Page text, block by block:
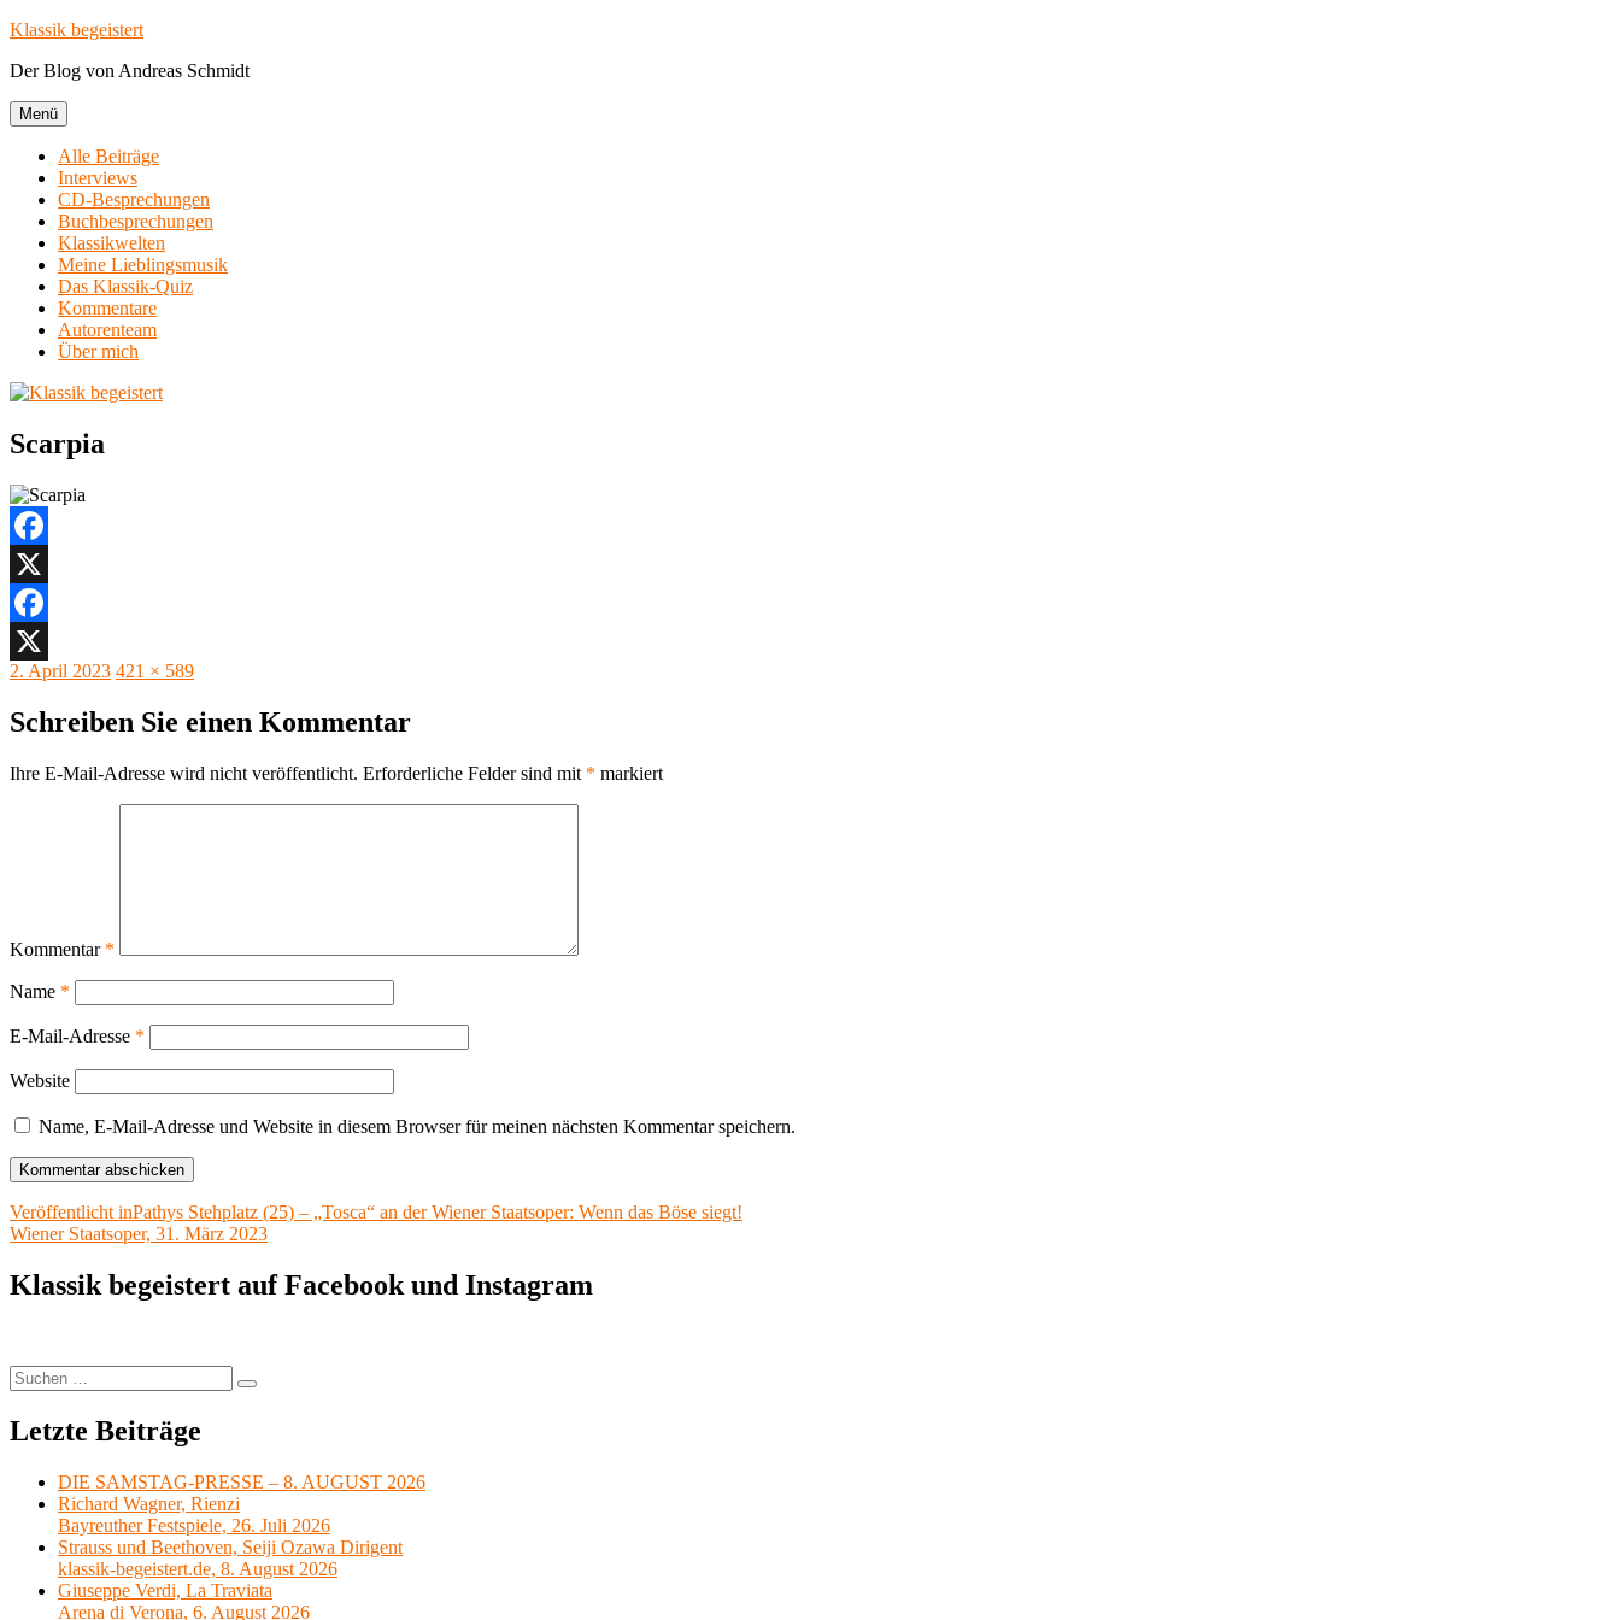
Zum
springen
Klassik begeistert
Der Blog von Andreas Schmidt
Menü
Alle Beiträge
Interviews
CD-Besprechungen
Buchbesprechungen
Klassikwelten
Meine Lieblingsmusik
Das Klassik-Quiz
Kommentare
Autorenteam
Über mich
Scarpia
Facebook
X
Facebook
X
Veröffentlicht
2. April 2023 Originalgröße
421 × 589
Schreiben Sie einen Kommentar
Ihre E-Mail-Adresse wird nicht veröffentlicht. Erforderliche Felder sind mit * markiert
Kommentar *
Name *
E-Mail-Adresse *
Website
Name, E-Mail-Adresse und Website in diesem Browser für meinen nächsten Kommentar speichern.
Beitragsnavigation
Veröffentlicht inPathys Stehplatz (25) – „Tosca“ an der Wiener Staatsoper: Wenn das Böse siegt!
Wiener Staatsoper, 31. März 2023
Klassik begeistert auf Facebook und Instagram
Suchen
nach:
Suchen
Letzte Beiträge
DIE SAMSTAG-PRESSE – 8. AUGUST 2026
Richard Wagner, Rienzi
Bayreuther Festspiele, 26. Juli 2026
Strauss und Beethoven, Seiji Ozawa Dirigent
klassik-begeistert.de, 8. August 2026
Giuseppe Verdi, La Traviata
Arena di Verona, 6. August 2026